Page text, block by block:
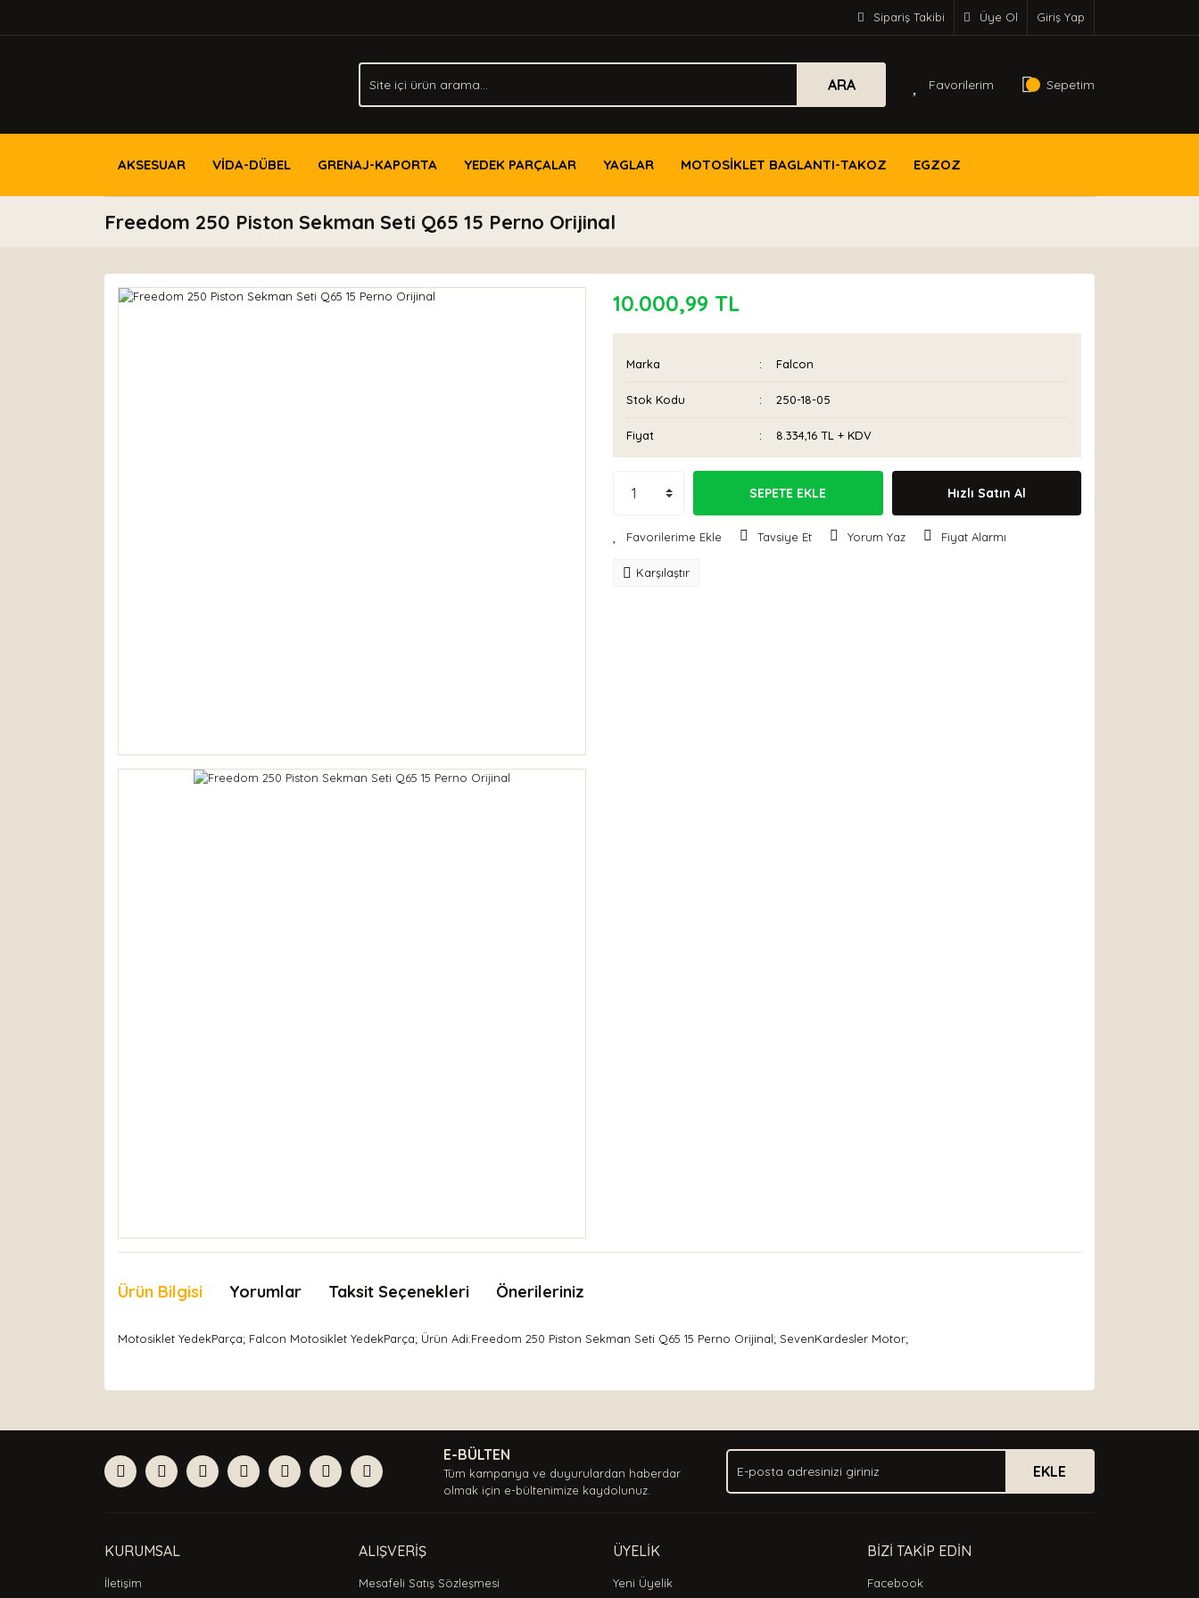
Sipariş Takibi Üye Ol Giriş Yap
ARA Favorilerim Sepetim
AKSESUAR VİDA-DÜBEL GRENAJ-KAPORTA YEDEK PARÇALAR YAGLAR MOTOSİKLET BAGLANTI-TAKOZ EGZOZ
Freedom 250 Piston Sekman Seti Q65 15 Perno Orijinal
10.000,99 TL
Marka Falcon
Stok Kodu 250-18-05
Fiyat 8.334,16 TL + KDV
SEPETE EKLE Hızlı Satın Al
Tavsiye Et Yorum Yaz Fiyat Alarmı
Karşılaştır
Ürün Bilgisi Yorumlar Taksit Seçenekleri Önerileriniz
Motosiklet YedekParça; Falcon Motosiklet YedekParça; Ürün Adi:Freedom 250 Piston Sekman Seti Q65 15 Perno Orijinal; SevenKardesler Motor;
Ürün açıklamasında eksik bilgiler bulunuyor.
Bu ürüne benzer farklı alternatifler olmalı.
E-BÜLTEN
Tüm kampanya ve duyurulardan haberdar
olmak için e-bültenimize kaydolunuz.
EKLE
KURUMSAL
İletişim
ALIŞVERİŞ
Mesafeli Satış Sözleşmesi
ÜYELİK
Yeni Üyelik
BİZİ TAKİP EDİN
Facebook